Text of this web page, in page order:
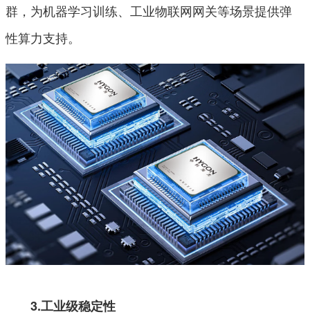
群，为机器学习训练、工业物联网网关等场景提供弹
性算力支持。
3.工业级稳定性